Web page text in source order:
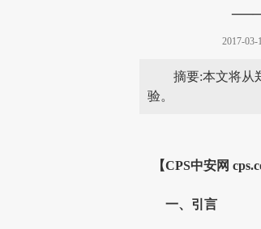
2017-03-
摘要:本文将从
验。
【CPS中安网
一、引言